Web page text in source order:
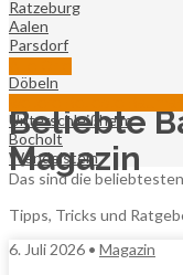
Ratzeburg
Aalen
Parsdorf
Winsen
Döbeln
Unterschleißheim
Bocholt
Wendelstein
Beliebte
Das sind die
Magazin
Tipps, Tricks und
6. Juli 2026 • Magazin